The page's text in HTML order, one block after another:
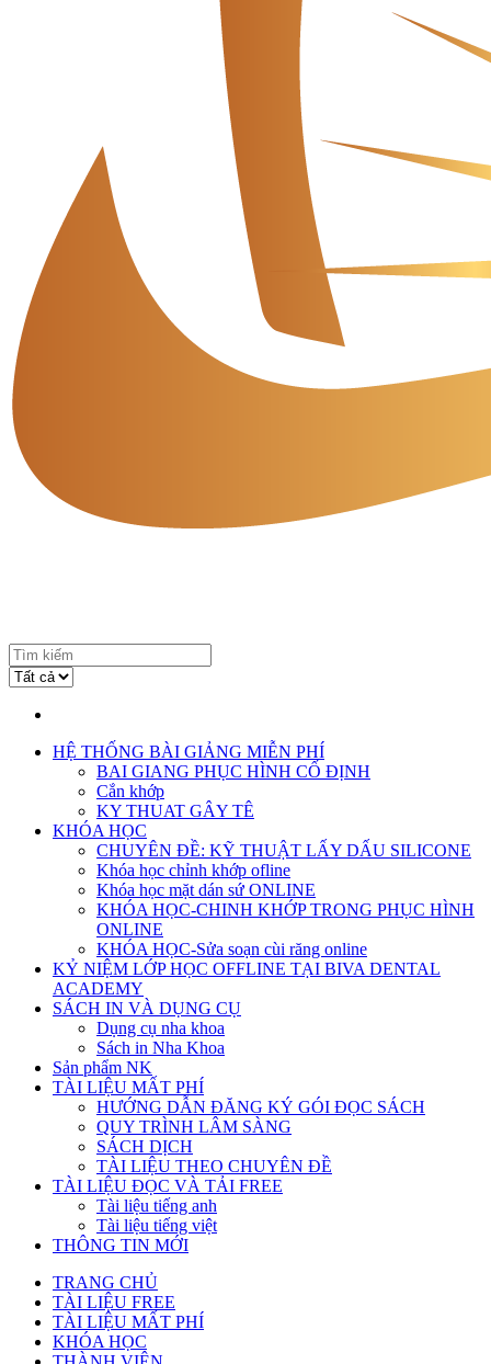
HỆ THỐNG BÀI GIẢNG MIỄN PHÍ
BAI GIANG PHỤC HÌNH CỐ ĐỊNH
Cắn khớp
KY THUAT GÂY TÊ
KHÓA HỌC
CHUYÊN ĐỀ: KỸ THUẬT LẤY DẤU SILICONE
Khóa học chỉnh khớp ofline
Khóa học mặt dán sứ ONLINE
KHÓA HỌC-CHINH KHỚP TRONG PHỤC HÌNH
ONLINE
KHÓA HỌC-Sửa soạn cùi răng online
KỶ NIỆM LỚP HỌC OFFLINE TẠI BIVA DENTAL
ACADEMY
SÁCH IN VÀ DỤNG CỤ
Dụng cụ nha khoa
Sách in Nha Khoa
Sản phẩm NK
TÀI LIỆU MẤT PHÍ
HƯỚNG DẪN ĐĂNG KÝ GÓI ĐỌC SÁCH
QUY TRÌNH LÂM SÀNG
SÁCH DỊCH
TÀI LIỆU THEO CHUYÊN ĐỀ
TÀI LIỆU ĐỌC VÀ TẢI FREE
Tài liệu tiếng anh
Tài liệu tiếng việt
THÔNG TIN MỚI
TRANG CHỦ
TÀI LIỆU FREE
TÀI LIỆU MẤT PHÍ
KHÓA HỌC